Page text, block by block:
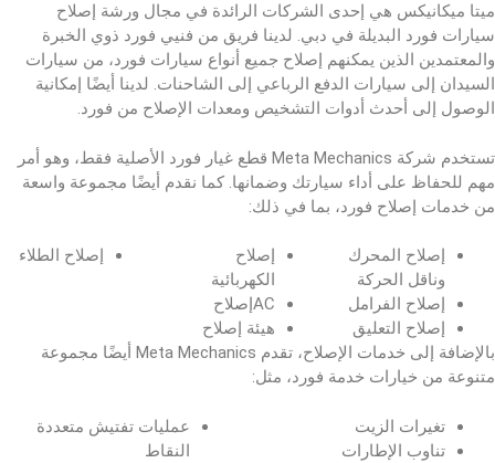
ميتا ميكانيكس هي إحدى الشركات الرائدة في مجال ورشة إصلاح
سيارات فورد البديلة في دبي. لدينا فريق من فنيي فورد ذوي الخبرة
والمعتمدين الذين يمكنهم إصلاح جميع أنواع سيارات فورد، من سيارات
السيدان إلى سيارات الدفع الرباعي إلى الشاحنات. لدينا أيضًا إمكانية
الوصول إلى أحدث أدوات التشخيص ومعدات الإصلاح من فورد.
تستخدم شركة Meta Mechanics قطع غيار فورد الأصلية فقط، وهو أمر
مهم للحفاظ على أداء سيارتك وضمانها. كما نقدم أيضًا مجموعة واسعة
من خدمات إصلاح فورد، بما في ذلك:
إصلاح المحرك
وناقل الحركة
إصلاح الفرامل
إصلاح التعليق
إصلاح
الكهربائية
ACإصلاح
هيئة إصلاح
إصلاح الطلاء
بالإضافة إلى خدمات الإصلاح، تقدم Meta Mechanics أيضًا مجموعة
متنوعة من خيارات خدمة فورد، مثل:
تغيرات الزيت
تناوب الإطارات
عمليات تفتيش متعددة
النقاط